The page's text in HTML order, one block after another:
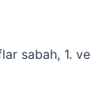
sabah, 1. ve